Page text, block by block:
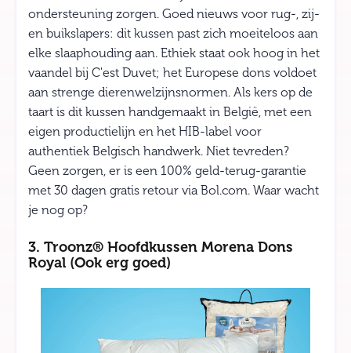
ondersteuning zorgen. Goed nieuws voor rug-, zij-
en buikslapers: dit kussen past zich moeiteloos aan
elke slaaphouding aan. Ethiek staat ook hoog in het
vaandel bij C'est Duvet; het Europese dons voldoet
aan strenge dierenwelzijnsnormen. Als kers op de
taart is dit kussen handgemaakt in België, met een
eigen productielijn en het HIB-label voor
authentiek Belgisch handwerk. Niet tevreden?
Geen zorgen, er is een 100% geld-terug-garantie
met 30 dagen gratis retour via Bol.com. Waar wacht
je nog op?
3. Troonz® Hoofdkussen Morena Dons
Royal (Ook erg goed)